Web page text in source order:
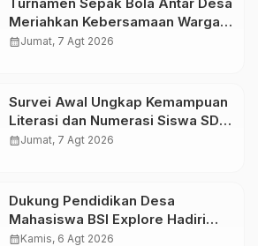
Turnamen Sepak Bola Antar Desa
Meriahkan Kebersamaan Warga
Purwasedar
calendar_monthJumat, 7 Agt 2026
Survei Awal Ungkap Kemampuan
Literasi dan Numerasi Siswa SDN
Simpenan
calendar_monthJumat, 7 Agt 2026
Dukung Pendidikan Desa
Mahasiswa BSI Explore Hadiri
Peresmian TK PGRI Al-Istiqomah
calendar_monthKamis, 6 Agt 2026